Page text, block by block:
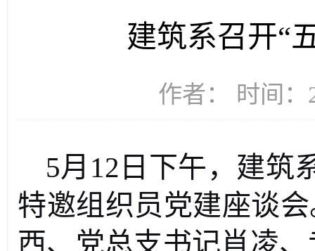
建筑系召开“
作者： 时间：
5月12日下午，建筑
特邀组织员党建座谈
西、 党总支书记肖凌